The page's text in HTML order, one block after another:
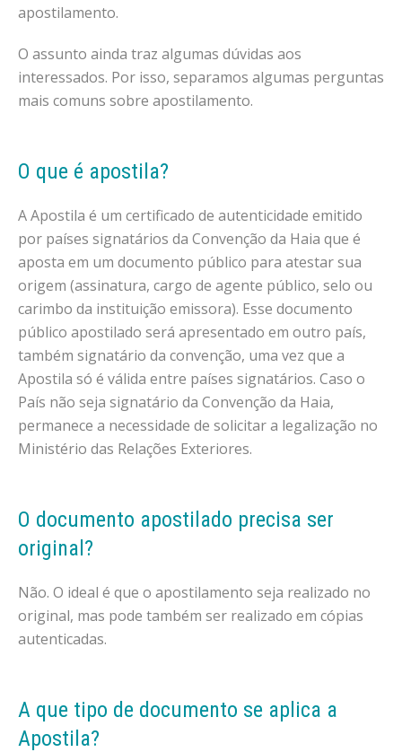
apostilamento.
O assunto ainda traz algumas dúvidas aos
interessados. Por isso, separamos algumas perguntas
mais comuns sobre apostilamento.
O que é apostila?
A Apostila é um certificado de autenticidade emitido
por países signatários da Convenção da Haia que é
aposta em um documento público para atestar sua
origem (assinatura, cargo de agente público, selo ou
carimbo da instituição emissora). Esse documento
público apostilado será apresentado em outro país,
também signatário da convenção, uma vez que a
Apostila só é válida entre países signatários. Caso o
País não seja signatário da Convenção da Haia,
permanece a necessidade de solicitar a legalização no
Ministério das Relações Exteriores.
O documento apostilado precisa ser
original?
Não. O ideal é que o apostilamento seja realizado no
original, mas pode também ser realizado em cópias
autenticadas.
A que tipo de documento se aplica a
Apostila?